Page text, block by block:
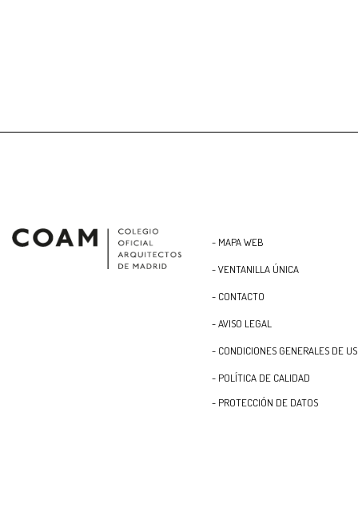
- MAPA WEB
- VENTANILLA ÚNICA
- CONTACTO
- AVISO LEGAL
- CONDICIONES GENERALES DE
- POLÍTICA DE CALIDAD
- PROTECCIÓN DE DATOS